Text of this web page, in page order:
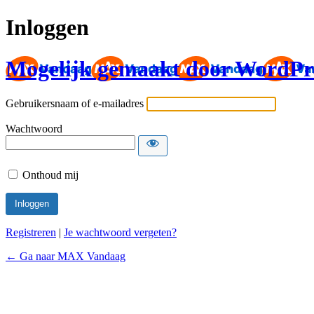
Inloggen
Mogelijk gemaakt door
Gebruikersnaam of e-mailadres
Wachtwoord
Onthoud mij
Registreren | Je wachtwoord vergeten?
← Ga naar MAX Vandaag